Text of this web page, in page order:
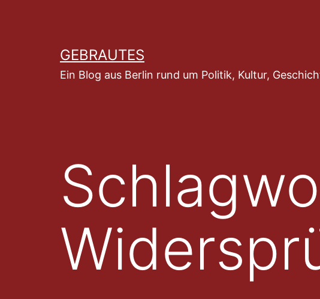
GEBRAUTES
Ein Blog aus Berlin rund um Politik, Kultur,